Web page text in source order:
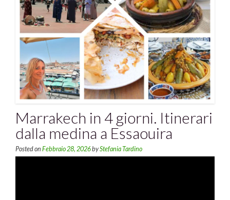
Marrakech in 4 giorni. Itinerari
dalla medina a Essaouira
Posted on Febbraio 28, 2026byStefania Tardino